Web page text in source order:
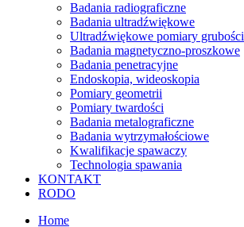
Badania radiograficzne
Badania ultradźwiękowe
Ultradźwiękowe pomiary grubości
Badania magnetyczno-proszkowe
Badania penetracyjne
Endoskopia, wideoskopia
Pomiary geometrii
Pomiary twardości
Badania metalograficzne
Badania wytrzymałościowe
Kwalifikacje spawaczy
Technologia spawania
KONTAKT
RODO
Home